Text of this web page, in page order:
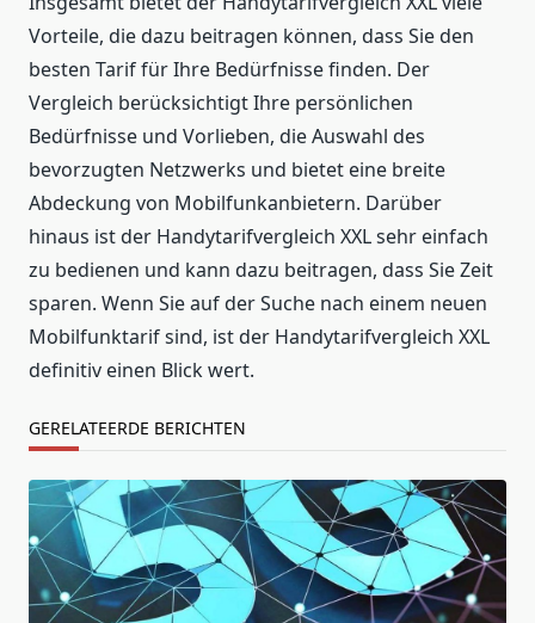
Vorteile, die dazu beitragen können, dass Sie den
besten Tarif für Ihre Bedürfnisse finden. Der
Vergleich berücksichtigt Ihre persönlichen
Bedürfnisse und Vorlieben, die Auswahl des
bevorzugten Netzwerks und bietet eine breite
Abdeckung von Mobilfunkanbietern. Darüber
hinaus ist der Handytarifvergleich XXL sehr einfach
zu bedienen und kann dazu beitragen, dass Sie Zeit
sparen. Wenn Sie auf der Suche nach einem neuen
Mobilfunktarif sind, ist der Handytarifvergleich XXL
definitiv einen Blick wert.
GERELATEERDE BERICHTEN